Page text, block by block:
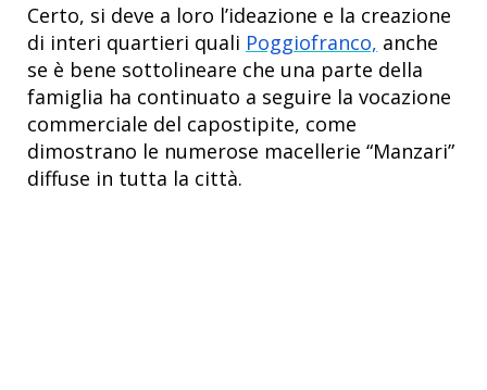
Certo, si deve a loro l’ideazione e la creazione
di interi quartieri quali Poggiofranco, anche
se è bene sottolineare che una parte della
famiglia ha continuato a seguire la vocazione
commerciale del capostipite, come
dimostrano le numerose macellerie “Manzari”
diffuse in tutta la città.